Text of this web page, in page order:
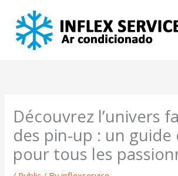
content
Découvrez l’univers
des pin-up : un
pour tous les